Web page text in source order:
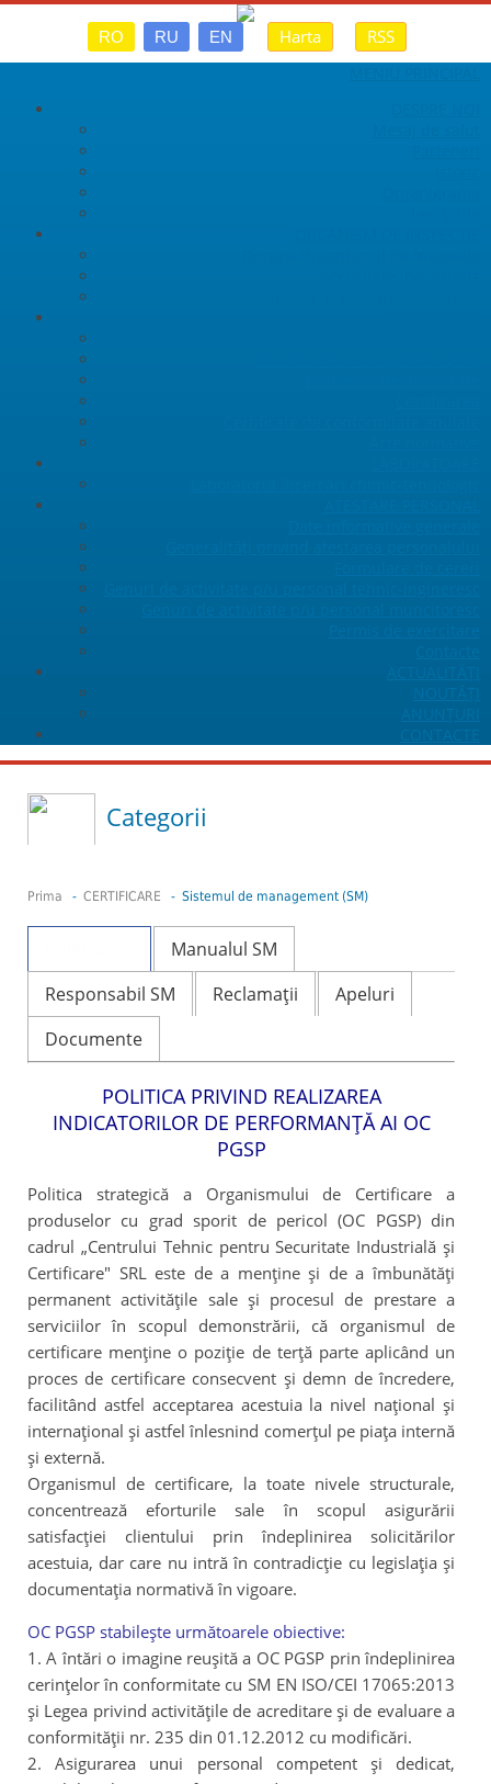
RO RU EN Harta RSS
CONTACTE
Categorii
Prima - CERTIFICARE - Sistemul de management (SM)
Manualul SM
Responsabil SM
Reclamații
Apeluri
Documente
POLITICA PRIVIND REALIZAREA
INDICATORILOR DE PERFORMANȚĂ AI OC
PGSP
Politica strategică a Organismului de Certificare a
produselor cu grad sporit de pericol (OC PGSP) din
cadrul „Centrului Tehnic pentru Securitate Industrială şi
Certificare" SRL este de a menţine şi de a îmbunătăţi
permanent activităţile sale şi procesul de prestare a
serviciilor în scopul demonstrării, că organismul de
certificare menţine o poziţie de terţă parte aplicând un
proces de certificare consecvent şi demn de încredere,
facilitând astfel acceptarea acestuia la nivel naţional şi
internaţional şi astfel înlesnind comerţul pe piaţa internă
şi externă.
Organismul de certificare, la toate nivele structurale,
concentrează eforturile sale în scopul asigurării
satisfacţiei clientului prin îndeplinirea solicitărilor
acestuia, dar care nu intră în contradicţie cu legislaţia şi
documentaţia normativă în vigoare.
OC PGSP stabileşte următoarele obiective:
1. A întări o imagine reușită a OC PGSP prin îndeplinirea
cerinţelor în conformitate cu SM EN ISO/CEI 17065:2013
şi Legea privind activităţile de acreditare şi de evaluare a
conformităţii nr. 235 din 01.12.2012 cu modificări.
2. Asigurarea unui personal competent şi dedicat,